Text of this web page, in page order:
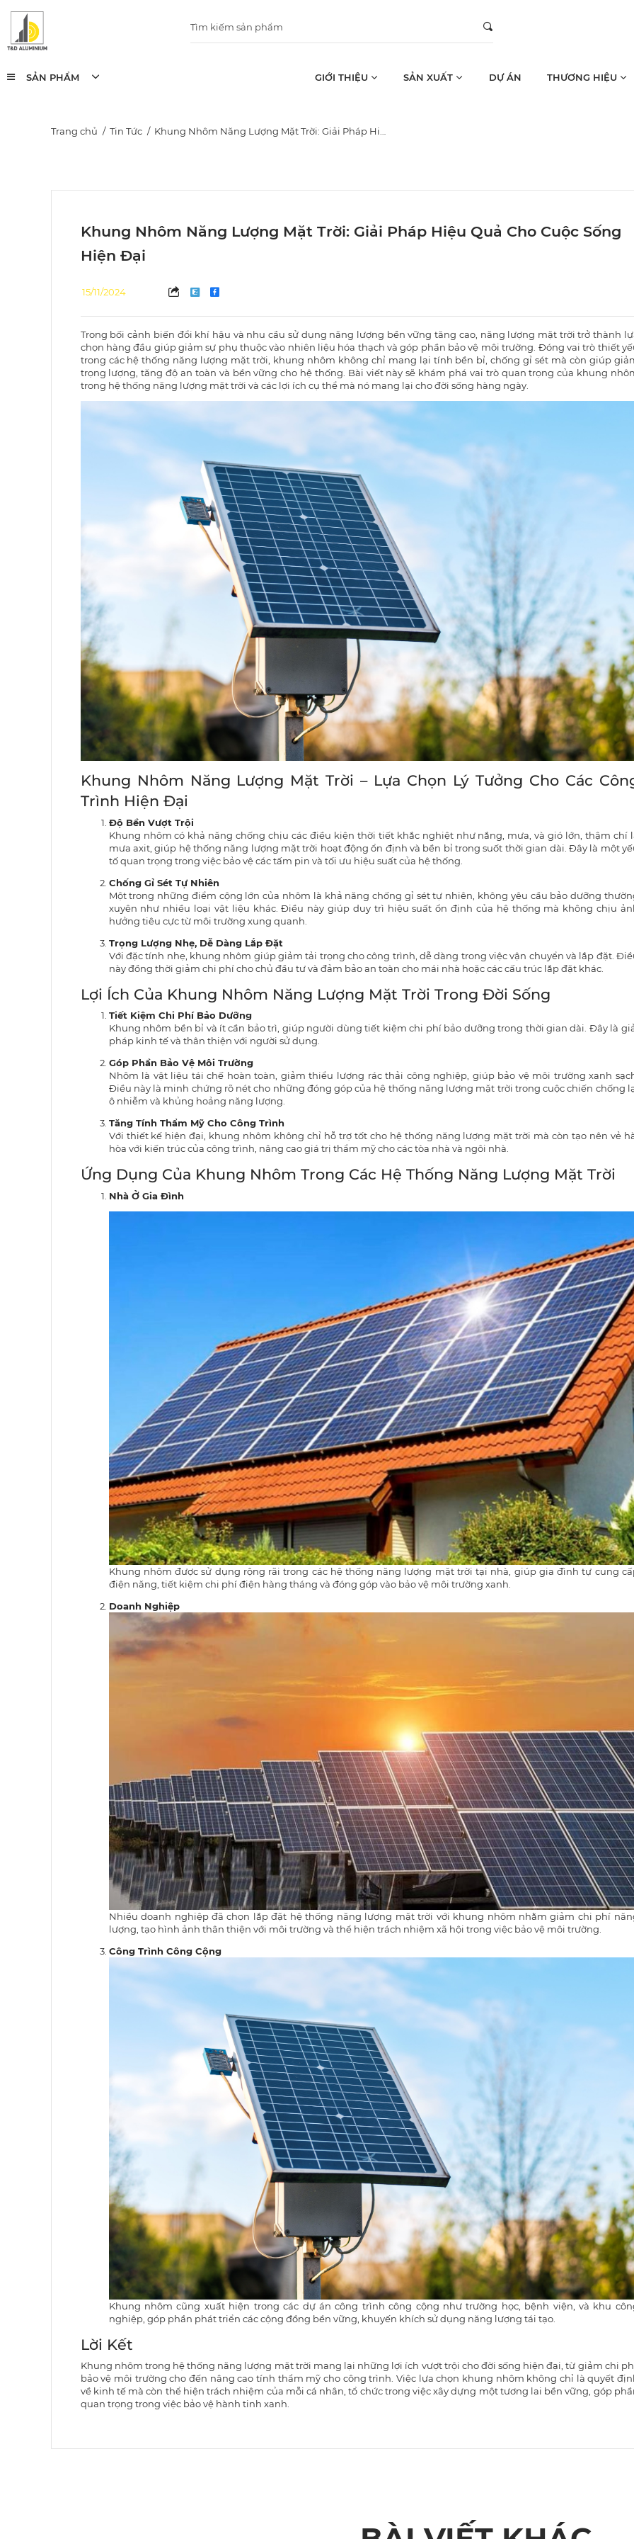
SẢN PHẨM GIỚI THIỆU SẢN XUẤT DỰ ÁN THƯƠNG HIỆU
Trang chủ Tin Tức Khung Nhôm Năng Lượng Mặt Trời: Giải Pháp Hiệu Quả Cho Cuộc Sống Hiện Đại
Khung Nhôm Năng Lượng Mặt Trời: Giải Pháp Hiệu Quả Cho Cuộc Sống
Hiện Đại
15/11/2024
Trong bối cảnh biến đổi khí hậu và nhu cầu sử dụng năng lượng bền vững tăng cao, năng lượng mặt trời trở thành
chọn hàng đầu giúp giảm sự phụ thuộc vào nhiên liệu hóa thạch và góp phần bảo vệ môi trường. Đóng vai trò thiết
trong các hệ thống năng lượng mặt trời, khung nhôm không chỉ mang lại tính bền bỉ, chống gỉ sét mà còn giúp
trọng lượng, tăng độ an toàn và bền vững cho hệ thống. Bài viết này sẽ khám phá vai trò quan trọng của khung
trong hệ thống năng lượng mặt trời và các lợi ích cụ thể mà nó mang lại cho đời sống hàng ngày.
Khung Nhôm Năng Lượng Mặt Trời – Lựa Chọn Lý Tưởng Cho Các
Trình Hiện Đại
Độ Bền Vượt Trội
Khung nhôm có khả năng chống chịu các điều kiện thời tiết khắc nghiệt như nắng, mưa, và gió lớn, thậm chí
mưa axit, giúp hệ thống năng lượng mặt trời hoạt động ổn định và bền bỉ trong suốt thời gian dài. Đây là một
tố quan trọng trong việc bảo vệ các tấm pin và tối ưu hiệu suất của hệ thống​​.
Chống Gỉ Sét Tự Nhiên
Một trong những điểm cộng lớn của nhôm là khả năng chống gỉ sét tự nhiên, không yêu cầu bảo dưỡng
xuyên như nhiều loại vật liệu khác. Điều này giúp duy trì hiệu suất ổn định của hệ thống mà không chịu
hưởng tiêu cực từ môi trường xung quanh​​.
Trọng Lượng Nhẹ, Dễ Dàng Lắp Đặt
Với đặc tính nhẹ, khung nhôm giúp giảm tải trọng cho công trình, dễ dàng trong việc vận chuyển và lắp đặt.
này đồng thời giảm chi phí cho chủ đầu tư và đảm bảo an toàn cho mái nhà hoặc các cấu trúc lắp đặt khác​.
Lợi Ích Của Khung Nhôm Năng Lượng Mặt Trời Trong Đời Sống
Tiết Kiệm Chi Phí Bảo Dưỡng
Khung nhôm bền bỉ và ít cần bảo trì, giúp người dùng tiết kiệm chi phí bảo dưỡng trong thời gian dài. Đây là
pháp kinh tế và thân thiện với người sử dụng​​.
Góp Phần Bảo Vệ Môi Trường
Nhôm là vật liệu tái chế hoàn toàn, giảm thiểu lượng rác thải công nghiệp, giúp bảo vệ môi trường xanh
Điều này là minh chứng rõ nét cho những đóng góp của hệ thống năng lượng mặt trời trong cuộc chiến chống
ô nhiễm và khủng hoảng năng lượng​.
Tăng Tính Thẩm Mỹ Cho Công Trình
Với thiết kế hiện đại, khung nhôm không chỉ hỗ trợ tốt cho hệ thống năng lượng mặt trời mà còn tạo nên vẻ
hòa với kiến trúc của công trình, nâng cao giá trị thẩm mỹ cho các tòa nhà và ngôi nhà​.
Ứng Dụng Của Khung Nhôm Trong Các Hệ Thống Năng Lượng Mặt Trời
Nhà Ở Gia Đình
Khung nhôm được sử dụng rộng rãi trong các hệ thống năng lượng mặt trời tại nhà, giúp gia đình tự cung
điện năng, tiết kiệm chi phí điện hàng tháng và đóng góp vào bảo vệ môi trường xanh​.
Doanh Nghiệp
Nhiều doanh nghiệp đã chọn lắp đặt hệ thống năng lượng mặt trời với khung nhôm nhằm giảm chi phí
lượng, tạo hình ảnh thân thiện với môi trường và thể hiện trách nhiệm xã hội trong việc bảo vệ môi trường​.
Công Trình Công Cộng
Khung nhôm cũng xuất hiện trong các dự án công trình công cộng như trường học, bệnh viện, và khu
nghiệp, góp phần phát triển các cộng đồng bền vững, khuyến khích sử dụng năng lượng tái tạo​.
Lời Kết
Khung nhôm trong hệ thống năng lượng mặt trời mang lại những lợi ích vượt trội cho đời sống hiện đại, từ giảm chi
bảo vệ môi trường cho đến nâng cao tính thẩm mỹ cho công trình. Việc lựa chọn khung nhôm không chỉ là quyết
về kinh tế mà còn thể hiện trách nhiệm của mỗi cá nhân, tổ chức trong việc xây dựng một tương lai bền vững, góp
quan trọng trong việc bảo vệ hành tinh xanh.